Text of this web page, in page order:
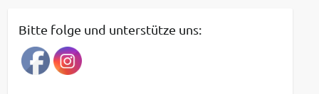
r
a
g
Bitte folge und unterstütze uns: